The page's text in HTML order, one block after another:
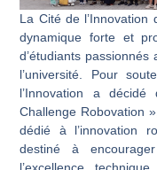
La Cité de l’Innovation
dynamique forte et
d’étudiants
l’université. Pour
l’Innovation a
Challenge Robovation
dédié à l’innovation
destiné à
l’excellence